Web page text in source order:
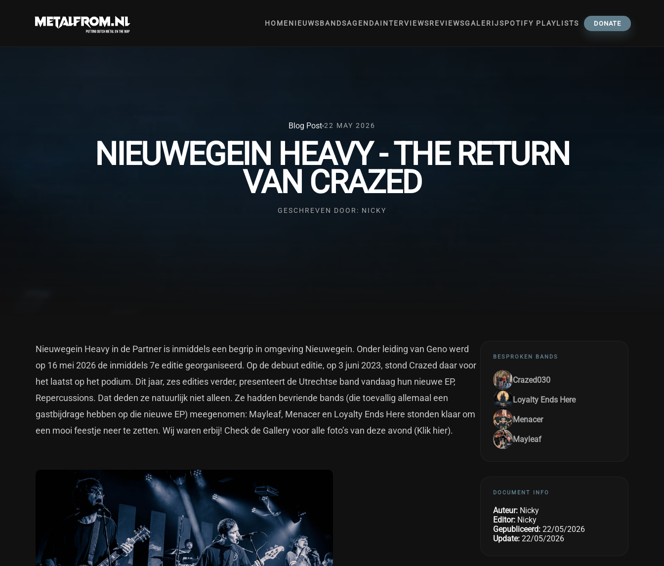
HOMENIEUWSBANDSAGENDAINTERVIEWSREVIEWSGALERIJSPOTIFY PLAYLISTS DONATE
Blog Post 22 MAY 2026
NIEUWEGEIN HEAVY - THE RETURN
VAN CRAZED
GESCHREVEN DOOR: NICKY
Nieuwegein Heavy in de Partner is inmiddels een begrip in omgeving Nieuwegein. Onder leiding van Geno werd
op 16 mei 2026 de inmiddels 7e editie georganiseerd. Op de debuut editie, op 3 juni 2023, stond Crazed daar voor
het laatst op het podium. Dit jaar, zes edities verder, presenteert de Utrechtse band vandaag hun nieuwe EP,
Repercussions. Dat deden ze natuurlijk niet alleen. Ze hadden bevriende bands (die toevallig allemaal een
gastbijdrage hebben op die nieuwe EP) meegenomen: Mayleaf, Menacer en Loyalty Ends Here stonden klaar om
een mooi feestje neer te zetten. Wij waren erbij! Check de Gallery voor alle foto’s van deze avond (Klik hier).
BESPROKEN BANDS
Crazed030
Loyalty Ends Here
Menacer
Mayleaf
DOCUMENT INFO
Auteur: Nicky
Editor: Nicky
Gepubliceerd: 22/05/2026
Update: 22/05/2026